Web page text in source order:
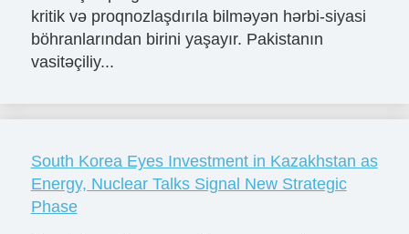
kritik və proqnozlaşdırıla bilməyən hərbi-siyasi
böhranlarından birini yaşayır. Pakistanın
vasitəçiliy...
South Korea Eyes Investment in Kazakhstan as
Energy, Nuclear Talks Signal New Strategic
Phase